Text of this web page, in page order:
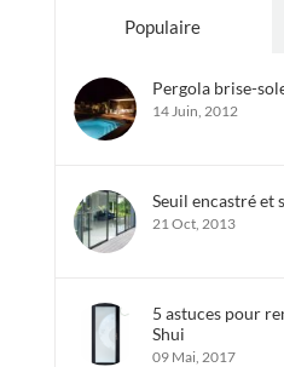
Populaire
Pergola brise-
14 Juin, 2012
Seuil encastré et
21 Oct, 2013
5 astuces pour
Shui
09 Mai, 2017